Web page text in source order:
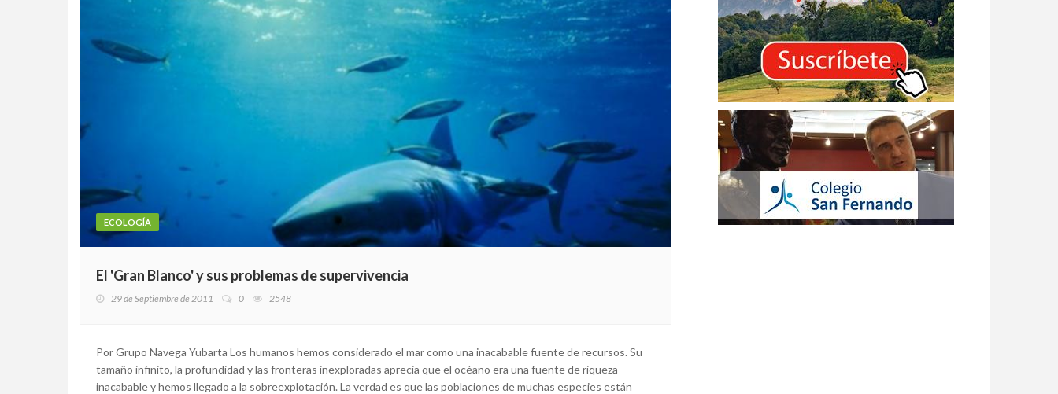
ECOLOGÍA
El 'Gran Blanco' y sus problemas de supervivencia
29 de Septiembre de 2011 0 2548
Por Grupo Navega Yubarta Los humanos hemos considerado el mar como una inacabable fuente de recursos. Su
tamaño infinito, la profundidad y las fronteras inexploradas aprecia que el océano era una fuente de riqueza
inacabable y hemos llegado a la sobreexplotación. La verdad es que las poblaciones de muchas especies están